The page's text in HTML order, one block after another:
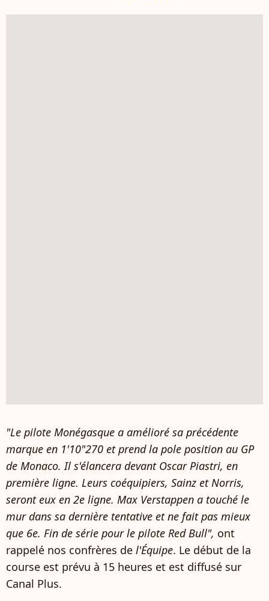
"Le pilote Monégasque a amélioré sa précédente
marque en 1'10"270 et prend la pole position au GP
de Monaco. Il s'élancera devant Oscar Piastri, en
première ligne. Leurs coéquipiers, Sainz et Norris,
seront eux en 2e ligne. Max Verstappen a touché le
mur dans sa dernière tentative et ne fait pas mieux
que 6e. Fin de série pour le pilote Red Bull", ont
rappelé nos confrères de l'Équipe. Le début de la
course est prévu à 15 heures et est diffusé sur
Canal Plus.